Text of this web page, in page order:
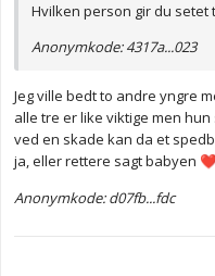
Hvilken person gir du setet
Anonymkode: 4317a...023
Jeg ville bedt to andre yngre
alle tre er like viktige men
ved en skade kan da et
ja, eller rettere sagt babyen
Anonymkode: d07fb...fdc